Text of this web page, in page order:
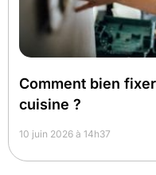
Comment bien
cuisine ?
10 juin 2026 à 14h37